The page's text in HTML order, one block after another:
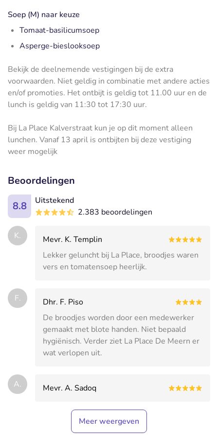
Soep (M) naar keuze
Tomaat-basilicumsoep
Asperge-bieslooksoep
Bekijk de deelnemende vestigingen bij de extra
voorwaarden. Niet geldig in combinatie met andere acties
en/of promoties. Het ontbijt is geldig tot 11.00 uur en de
lunch is geldig van 11:30 tot 17:30 uur.
Bij La Place Kalverstraat kun je op dit moment alleen
lunchen. Vanaf 13 april is ontbijten bij deze vestiging
weer mogelijk
Beoordelingen
8.8
Uitstekend
2.383 beoordelingen
K.
Mevr. K. Templin
Lekker geluncht bij La Place, broodjes waren
vers en tomatensoep heerlijk.
F.
Dhr. F. Piso
De broodjes worden door een medewerker
gemaakt met blote handen. Niet bepaald
hygiënisch. Verder ziet La Place De Meern er
wat verlopen uit.
A. Mevr. A. Sadoq
Meer weergeven